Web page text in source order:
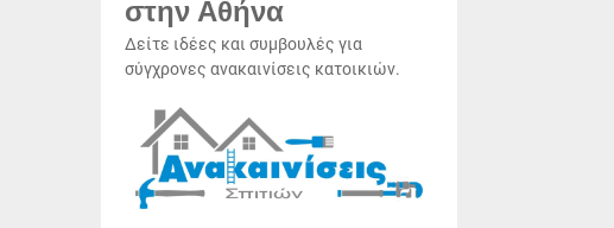
στην Αθήνα
Δείτε ιδέες και συμβουλές για
σύγχρονες ανακαινίσεις κατοικιών.